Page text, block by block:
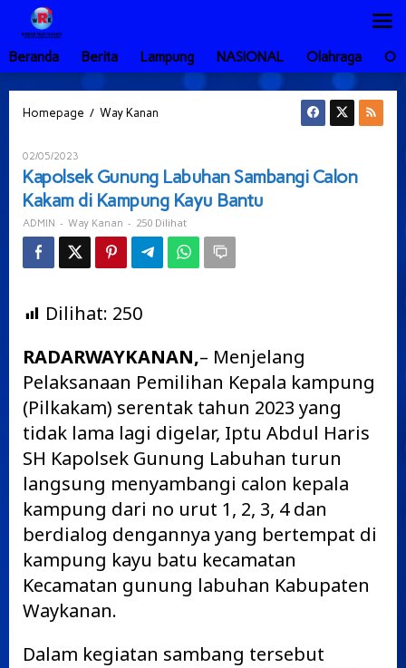
Lewati
konten
Beranda
Berita Lampung NASIONAL Olahraga
Homepage / Way Kanan
Calon
Kakam
di
Kampung
Kayu
Bantu
02/05/2023
ADMIN
Kapolsek Gunung Labuhan Sambangi Calon
Kakam di Kampung Kayu Bantu
ADMIN - Way Kanan - 250 Dilihat
Dilihat: 250
RADARWAYKANAN,– Menjelang
Pelaksanaan Pemilihan Kepala kampung
(Pilkakam) serentak tahun 2023 yang
tidak lama lagi digelar, Iptu Abdul Haris
SH Kapolsek Gunung Labuhan turun
langsung menyambangi calon kepala
kampung dari no urut 1, 2, 3, 4 dan
berdialog dengannya yang bertempat di
kampung kayu batu kecamatan
Kecamatan gunung labuhan Kabupaten
Waykanan.
Dalam kegiatan sambang tersebut